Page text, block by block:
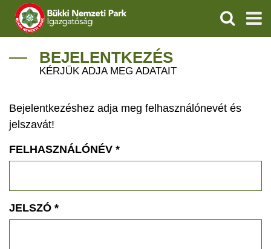
IGAZGATÓSÁG
VÍZVÉDELEM
ÖKOTURIZMUS
GEOPARKOK
KERESÉS
BEJELENTKEZÉS
KÉRJÜK ADJA MEG ADATAIT
Bejelentkezéshez adja meg felhasználónevét és
jelszavát!
FELHASZNÁLÓNÉV *
JELSZÓ *